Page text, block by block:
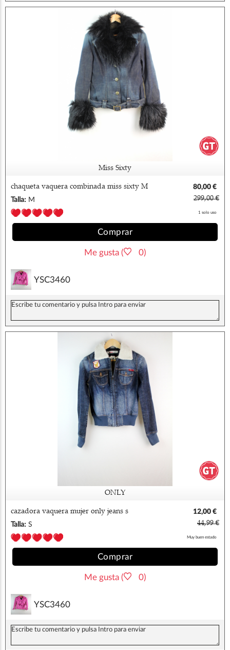
Miss Sixty
chaqueta vaquera combinada miss sixty M
80,00 €
Talla: M 299,00 €
1 solo uso
Comprar
Me gusta ( 0)
YSC3460
ONLY
cazadora vaquera mujer only jeans s
12,00 €
Talla: S 44,99 €
Muy buen estado
Comprar
Me gusta ( 0)
YSC3460